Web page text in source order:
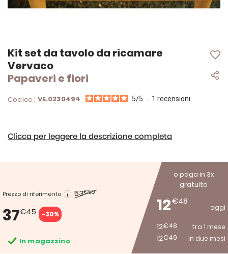
Kit set da tavolo da ricamare
Vervaco
Papaveri e fiori
Codice : VE.0230494 5/5 - 1recensioni
Clicca per leggere la descrizione completa
Prezzo di riferimento 53€50
37€45 -30%
o paga in 3x
gratuito
12€48
oggi
12€48 tra 1 mese
12€49 in due mesi
In magazzino
Vai
all'inizio
della
galleria
immagini